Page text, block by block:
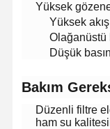
Yüksek
Yüksek akış
Olağanüstü
Düşük
​Bakım
Düzenli filtre
ham su